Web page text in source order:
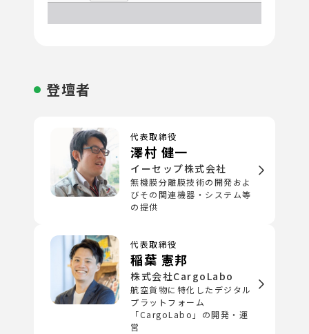
登壇者
代表取締役
澤村 健一
イーセップ株式会社
無機膜分離膜技術の開発およ
びその関連機器・システム等
の提供
代表取締役
稲葉 憲邦
株式会社CargoLabo
航空貨物に特化したデジタル
プラットフォーム
「CargoLabo」の開発・運
営